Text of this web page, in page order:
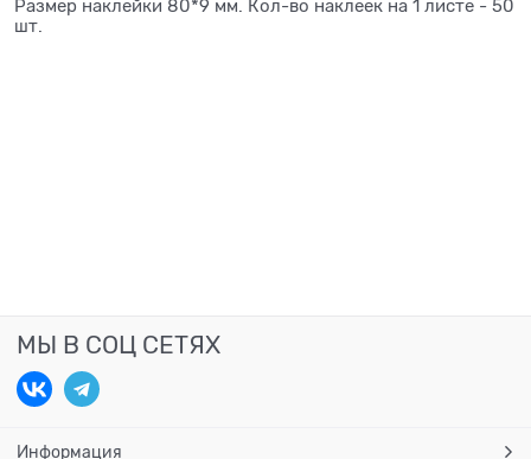
Размер наклейки 80*9 мм. Кол-во наклеек на 1 листе - 50
шт.
МЫ В СОЦ СЕТЯХ
Информация